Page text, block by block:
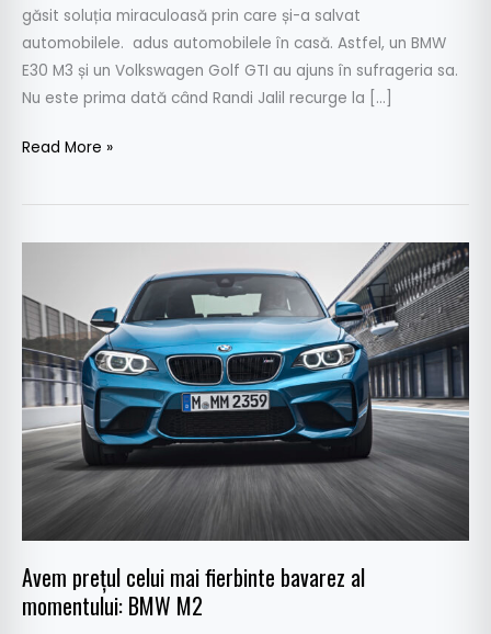
găsit soluția miraculoasă prin care și-a salvat
automobilele. adus automobilele în casă. Astfel, un BMW
E30 M3 și un Volkswagen Golf GTI au ajuns în sufrageria sa.
Nu este prima dată când Randi Jalil recurge la […]
Read More »
Avem preţul celui mai fierbinte bavarez al
momentului: BMW M2
celui
mai
fierbinte
bavarez
momentului:
BMW
M2